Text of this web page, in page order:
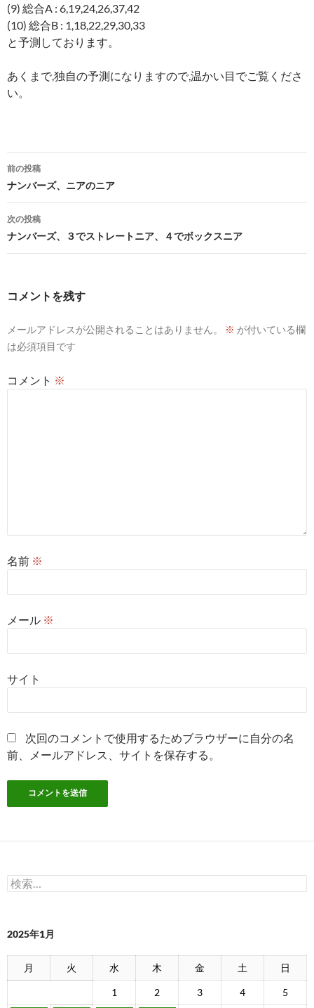
(9) 総合A : 6,19,24,26,37,42
(10) 総合B : 1,18,22,29,30,33
と予測しております。
あくまで,独自の予測になりますので,温かい目でご覧くださ
い。
投
稿
ナ
ビ
ゲ
ョ
前の投稿
ナンバーズ、ニアのニア
次の投稿
ナンバーズ、３でストレートニア、４でボックスニア
コメントを残す
メールアドレスが公開されることはありません。 ※ が付いている欄
は必須項目です
コメント ※
名前 ※
メール ※
サイト
次回のコメントで使用するためブラウザーに自分の名
前、メールアドレス、サイトを保存する。
検
索:
2025年1月
月 火 水 木 金 土 日
1 2 3 4 5